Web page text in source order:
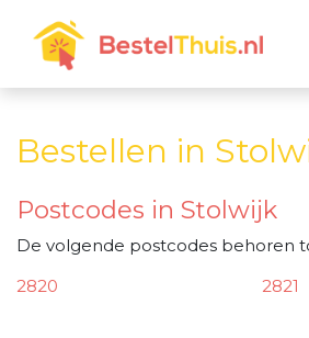
Bestellen in
Postcodes in Stolwijk
De volgende postcodes behoren
2820
2821